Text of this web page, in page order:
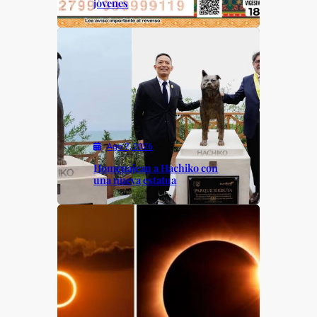
jóvenes
Ago 7, 2026
Homenajean a Hachiko con
una nueva estatua